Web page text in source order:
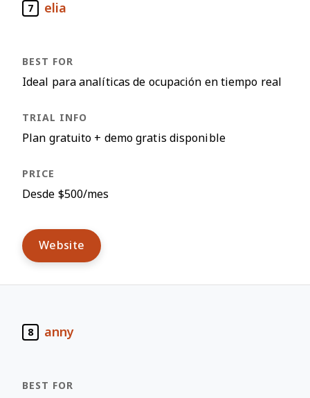
7 elia
Ideal para analíticas de ocupación en tiempo real
Plan gratuito + demo gratis disponible
Desde $500/mes
Website
8 anny